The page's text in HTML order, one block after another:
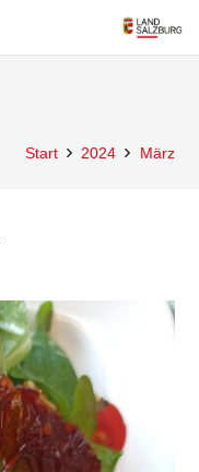
Start 2024 März